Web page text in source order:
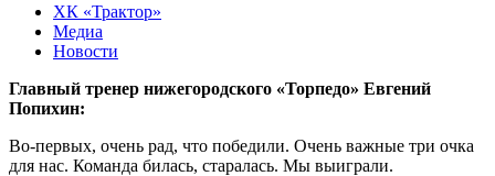
ХК «Трактор»
Медиа
Новости
Главный тренер нижегородского «Торпедо» Евгений
Попихин:
Во-первых, очень рад, что победили. Очень важные три очка
для нас. Команда билась, старалась. Мы выиграли.